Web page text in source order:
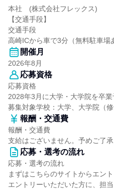
本社 (株式会社フレックス)
【交通手段】
交通手段
高崎ICから車で3分（無料駐車場
開催月
2026年8月
応募資格
応募資格
2028年3月に大学・大学院を卒
募集対象学校：大学、大学院（修
報酬・交通費
報酬・交通費
支給はございません。予めご了承
応募・選考の流れ
応募・選考の流れ
まずはこちらのサイトからエン
エントリーいただいた方に、担